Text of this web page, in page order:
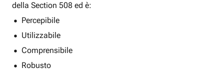
della Section 508 ed è:
Percepibile
Utilizzabile
Comprensibile
Robusto